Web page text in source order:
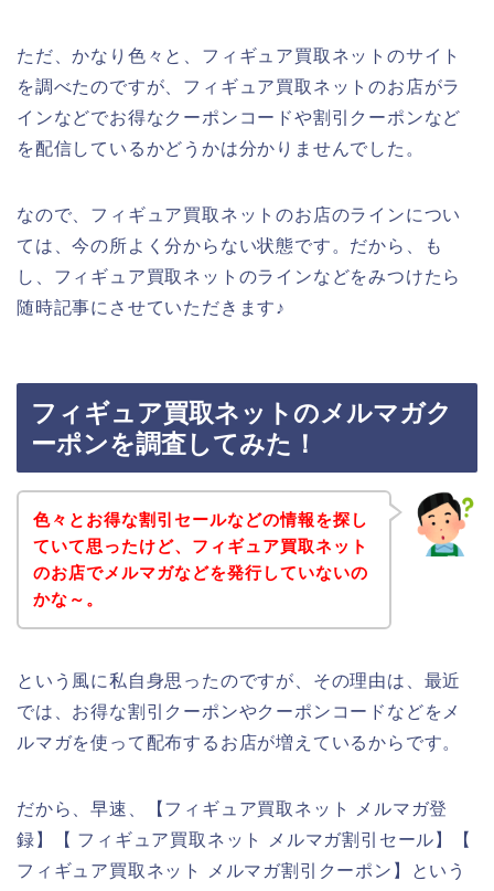
ただ、かなり色々と、フィギュア買取ネットのサイト
を調べたのですが、フィギュア買取ネットのお店がラ
インなどでお得なクーポンコードや割引クーポンなど
を配信しているかどうかは分かりませんでした。
なので、フィギュア買取ネットのお店のラインについ
ては、今の所よく分からない状態です。だから、も
し、フィギュア買取ネットのラインなどをみつけたら
随時記事にさせていただきます♪
フィギュア買取ネットのメルマガク
ーポンを調査してみた！
色々とお得な割引セールなどの情報を探し
ていて思ったけど、フィギュア買取ネット
のお店でメルマガなどを発行していないの
かな～。
という風に私自身思ったのですが、その理由は、最近
では、お得な割引クーポンやクーポンコードなどをメ
ルマガを使って配布するお店が増えているからです。
だから、早速、【フィギュア買取ネット メルマガ登
録】【 フィギュア買取ネット メルマガ割引セール】【
フィギュア買取ネット メルマガ割引クーポン】という